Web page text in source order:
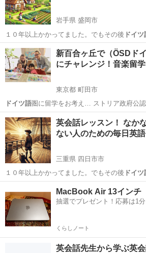
岩手県 盛岡市
１０年以上かかってました。でもその後 ドイツ
きた時にわかったん…
岩手 盛岡市 英語 ネイティブ
新百合ヶ丘で（ÖSDド
にチャレンジ！音楽留
東京都 町田市
ドイツ語圏に留学をお考え… ストリア政府公認
施し… 又お仕事や趣味でドイツ語圏の方との
東京 町田市 イタリア語
英会話レッスン！ なか
ない人のための毎日英
三重県 四日市市
１０年以上かかってました。でもその後 ドイツ
きた時にわかったん…
四日市市 英語 VML
MacBook Air 13イン
抽選でプレゼント！応募は1分
くらしノート
英会話先生から学ぶ英